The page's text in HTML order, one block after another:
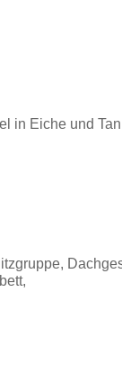
in Eiche und